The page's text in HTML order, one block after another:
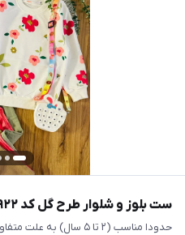
ست بلوز و شلوار طرح گل کد ۱۹۲۲
حدودا مناسب (۲ تا ۵